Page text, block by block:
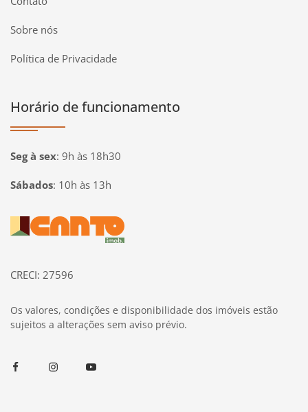
Sobre nós
Política de Privacidade
Horário de funcionamento
Seg à sex: 9h às 18h30
Sábados: 10h às 13h
Página inicial
CRECI: 27596
Os valores, condições e disponibilidade dos imóveis estão
sujeitos a alterações sem aviso prévio.
FacebookInstagramYoutube